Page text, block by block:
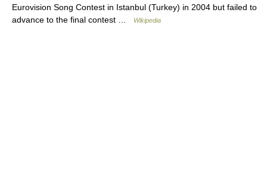
Eurovision Song Contest in Istanbul (Turkey) in 2004 but failed to
advance to the final contest …
Wikipedia